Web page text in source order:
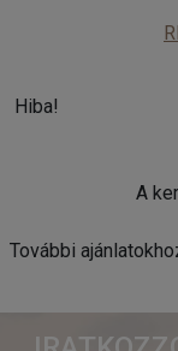
Hiba!
A
További